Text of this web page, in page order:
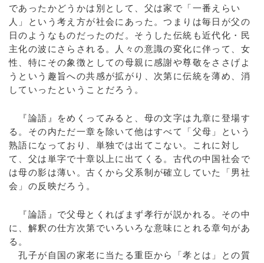
であったかどうかは別として、父は家で「一番えらい
人」という考え方が社会にあった。つまりは毎日が父の
日のようなものだったのだ。そうした伝統も近代化・民
主化の波にさらされる。人々の意識の変化に伴って、女
性、特にその象徴としての母親に感謝や尊敬をささげよ
うという趣旨への共感が拡がり、次第に伝統を薄め、消
していったということだろう。
『論語』をめくってみると、母の文字は九章に登場す
る。その内ただ一章を除いて他はすべて「父母」という
熟語になっており、単独では出てこない。これに対し
て、父は単字で十章以上に出てくる。古代の中国社会で
は母の影は薄い。古くから父系制が確立していた「男社
会」の反映だろう。
『論語』で父母とくればまず孝行が説かれる。その中
に、解釈の仕方次第でいろいろな意味にとれる章句があ
る。
孔子が自国の家老に当たる重臣から「孝とは」との質